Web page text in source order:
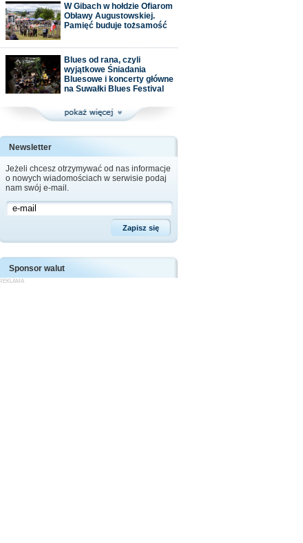
W Gibach w hołdzie Ofiarom
Obławy Augustowskiej.
Pamięć buduje tożsamość
Blues od rana, czyli
wyjątkowe Śniadania
Bluesowe i koncerty główne
na Suwałki Blues Festival
Newsletter
Jeżeli chcesz otrzymywać od nas informacje
o nowych wiadomościach w serwisie podaj
nam swój e-mail.
Sponsor walut